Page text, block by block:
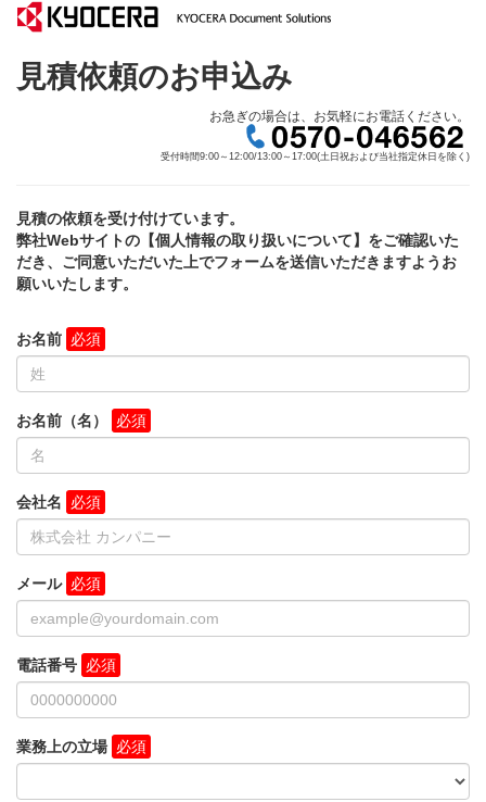
見積依頼のお申込み
お急ぎの場合は、お気軽にお電話ください。
受付時間9:00～12:00/13:00～17:00(土日祝および当社指定休日を除く)
見積の依頼を受け付けています。
弊社Webサイトの【個人情報の取り扱いについて】をご確認いた
だき、ご同意いただいた上でフォームを送信いただきますようお
願いいたします。
お名前
お名前（名）
会社名
メール
電話番号
業務上の立場